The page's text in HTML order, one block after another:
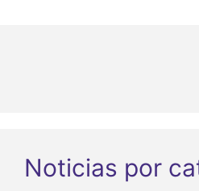
Noticias por